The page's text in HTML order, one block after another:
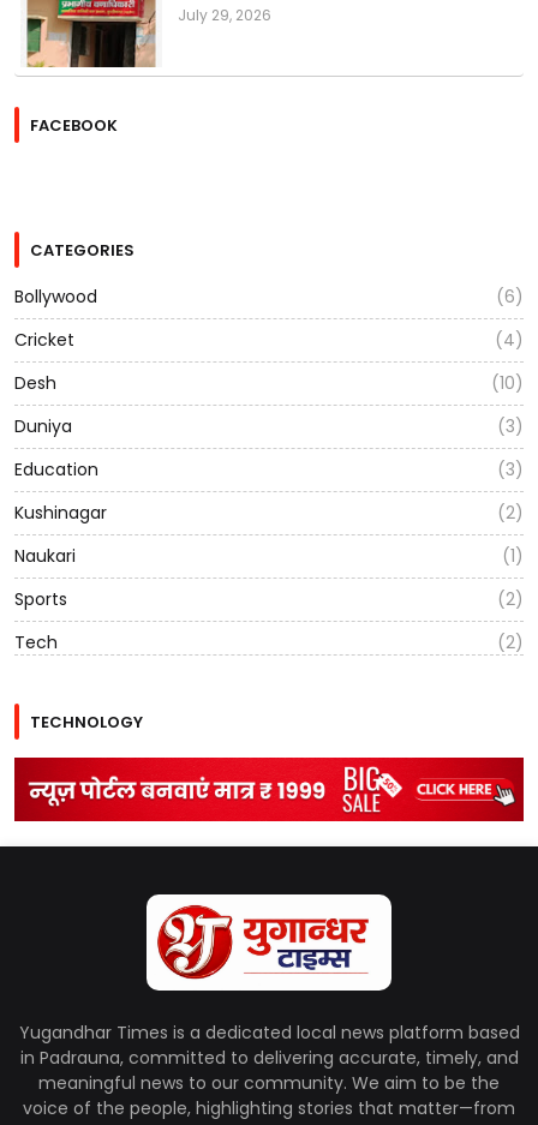
July 29, 2026
FACEBOOK
CATEGORIES
Bollywood
(6)
Cricket
(4)
Desh
(10)
Duniya
(3)
Education
(3)
Kushinagar
(2)
Naukari
(1)
Sports
(2)
Tech
(2)
TECHNOLOGY
Yugandhar Times is a dedicated local news platform based
in Padrauna, committed to delivering accurate, timely, and
meaningful news to our community. We aim to be the
voice of the people, highlighting stories that matter—from